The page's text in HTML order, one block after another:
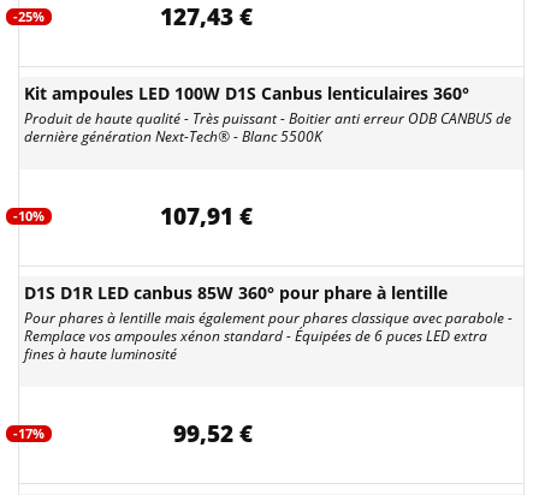
-25% 127,43 €
Kit ampoules LED 100W D1S Canbus lenticulaires 360°
Produit de haute qualité - Très puissant - Boitier anti erreur ODB CANBUS de
dernière génération Next-Tech® - Blanc 5500K
-10% 107,91 €
D1S D1R LED canbus 85W 360° pour phare à lentille
Pour phares à lentille mais également pour phares classique avec parabole -
Remplace vos ampoules xénon standard - Équipées de 6 puces LED extra
fines à haute luminosité
-17% 99,52 €